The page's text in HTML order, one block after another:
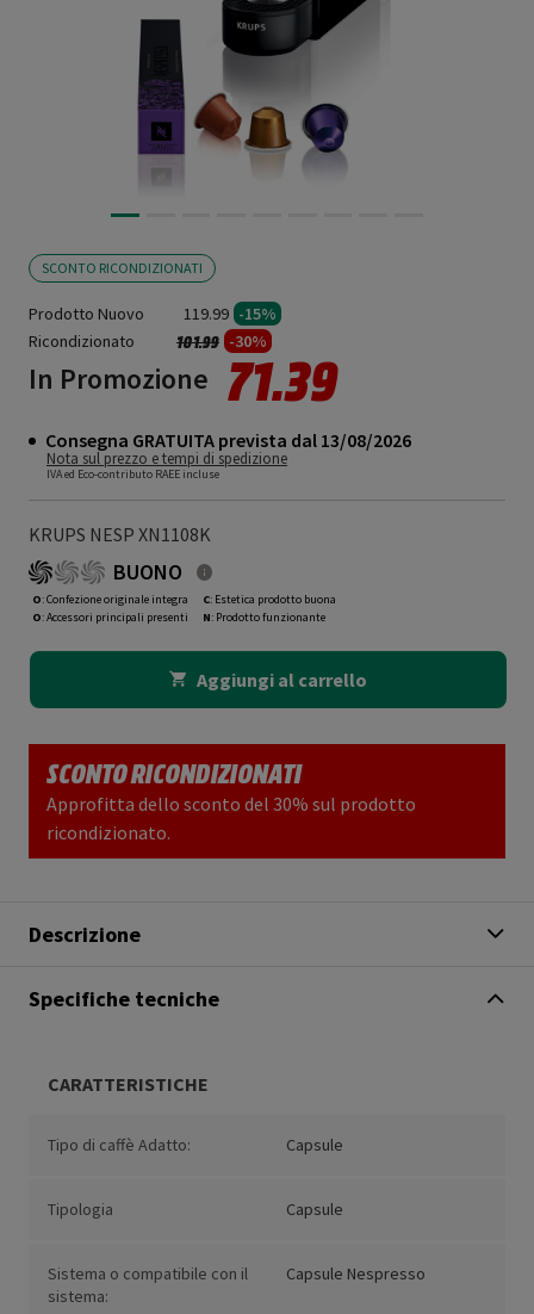
SCONTO RICONDIZIONATI
Prodotto Nuovo 119.99 -15%
Ricondizionato
Prezzo ridotto da
101.99a -30%
In Promozione 71.39
Consegna GRATUITA prevista dal 13/08/2026
Nota sul prezzo e tempi di spedizione
IVA ed Eco-contributo RAEE incluse
KRUPS NESP XN1108K
BUONO
O: Confezione originale integra
O: Accessori principali presenti
C: Estetica prodotto buona
N: Prodotto funzionante
Aggiungi al carrello
SCONTO RICONDIZIONATI
Approfitta dello sconto del 30% sul prodotto
ricondizionato.
Descrizione
Specifiche tecniche
CARATTERISTICHE
Tipo di caffè Adatto: Capsule
Tipologia Capsule
Sistema o compatibile con il
sistema:
Capsule Nespresso